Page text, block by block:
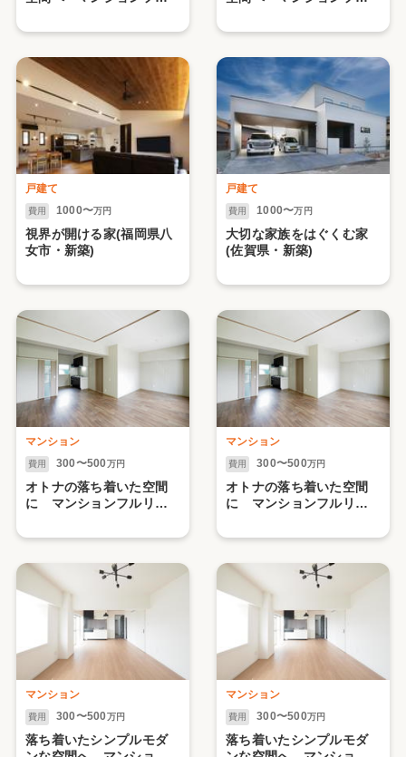
市・リフォーム)【1】
市・リフォーム)【2.水ま
戸建て
費用 1000〜万円
視界が開ける家(福岡県八
女市・新築)
戸建て
費用 1000〜万円
大切な家族をはぐくむ家
(佐賀県・新築)
マンション
費用 300〜500万円
オトナの落ち着いた空間
に マンションフルリノ
市)
マンション
費用 300〜500万円
オトナの落ち着いた空間
に マンションフルリノ
編】(久留米市)
マンション
費用 300〜500万円
落ち着いたシンプルモダ
マンション
費用 300〜500万円
落ち着いたシンプルモダ